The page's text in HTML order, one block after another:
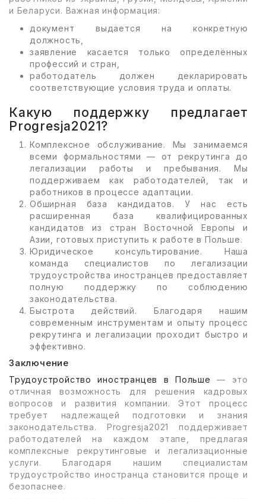
и Беларуси. Важная информация:
документ выдается на конкретную
должность,
заявление касается только определённых
профессий и стран,
работодатель должен декларировать
соответствующие условия труда и оплаты.
Какую поддержку предлагает
Progresja2021?
Комплексное обслуживание. Мы занимаемся
всеми формальностями — от рекрутинга до
легализации работы и пребывания. Мы
поддерживаем как работодателей, так и
работников в процессе адаптации.
Обширная база кандидатов. У нас есть
расширенная база квалифицированных
кандидатов из стран Восточной Европы и
Азии, готовых приступить к работе в Польше.
Юридическое консультирование. Наша
команда специалистов по легализации
трудоустройства иностранцев предоставляет
полную поддержку по соблюдению
законодательства.
Быстрота действий. Благодаря нашим
современным инструментам и опыту процесс
рекрутинга и легализации проходит быстро и
эффективно.
Заключение
Трудоустройство иностранцев в Польше
— это
отличная возможность для решения кадровых
вопросов и развития компании. Этот процесс
требует надлежащей подготовки и знания
законодательства. Progresja2021 поддерживает
работодателей на каждом этапе, предлагая
комплексные рекрутинговые и легализационные
услуги. Благодаря нашим специалистам
трудоустройство иностранца становится проще и
безопаснее.